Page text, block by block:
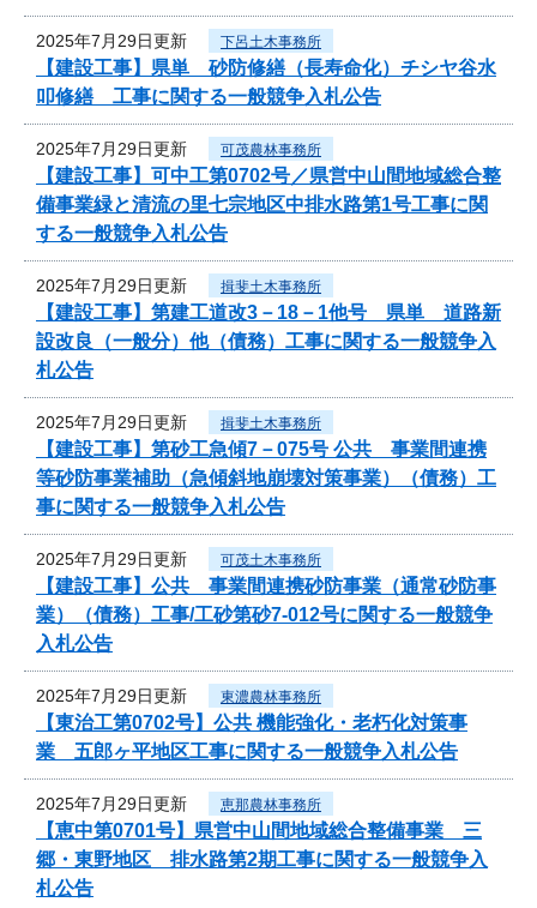
2025年7月29日更新 下呂土木事務所
【建設工事】県単 砂防修繕（長寿命化）チシヤ谷水
叩修繕 工事に関する一般競争入札公告
2025年7月29日更新 可茂農林事務所
【建設工事】可中工第0702号／県営中山間地域総合整
備事業緑と清流の里七宗地区中排水路第1号工事に関
する一般競争入札公告
2025年7月29日更新 揖斐土木事務所
【建設工事】第建工道改3－18－1他号 県単 道路新
設改良（一般分）他（債務）工事に関する一般競争入
札公告
2025年7月29日更新 揖斐土木事務所
【建設工事】第砂工急傾7－075号 公共 事業間連携
等砂防事業補助（急傾斜地崩壊対策事業）（債務）工
事に関する一般競争入札公告
2025年7月29日更新 可茂土木事務所
【建設工事】公共 事業間連携砂防事業（通常砂防事
業）（債務）工事/工砂第砂7-012号に関する一般競争
入札公告
2025年7月29日更新 東濃農林事務所
【東治工第0702号】公共 機能強化・老朽化対策事
業 五郎ヶ平地区工事に関する一般競争入札公告
2025年7月29日更新 恵那農林事務所
【恵中第0701号】県営中山間地域総合整備事業 三
郷・東野地区 排水路第2期工事に関する一般競争入
札公告